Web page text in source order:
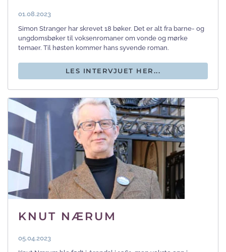
01.08.2023
Simon Stranger har skrevet 18 bøker. Det er alt fra barne- og
ungdomsbøker til voksenromaner om vonde og mørke
temaer. Til høsten kommer hans syvende roman.
LES INTERVJUET HER...
KNUT NÆRUM
05.04.2023